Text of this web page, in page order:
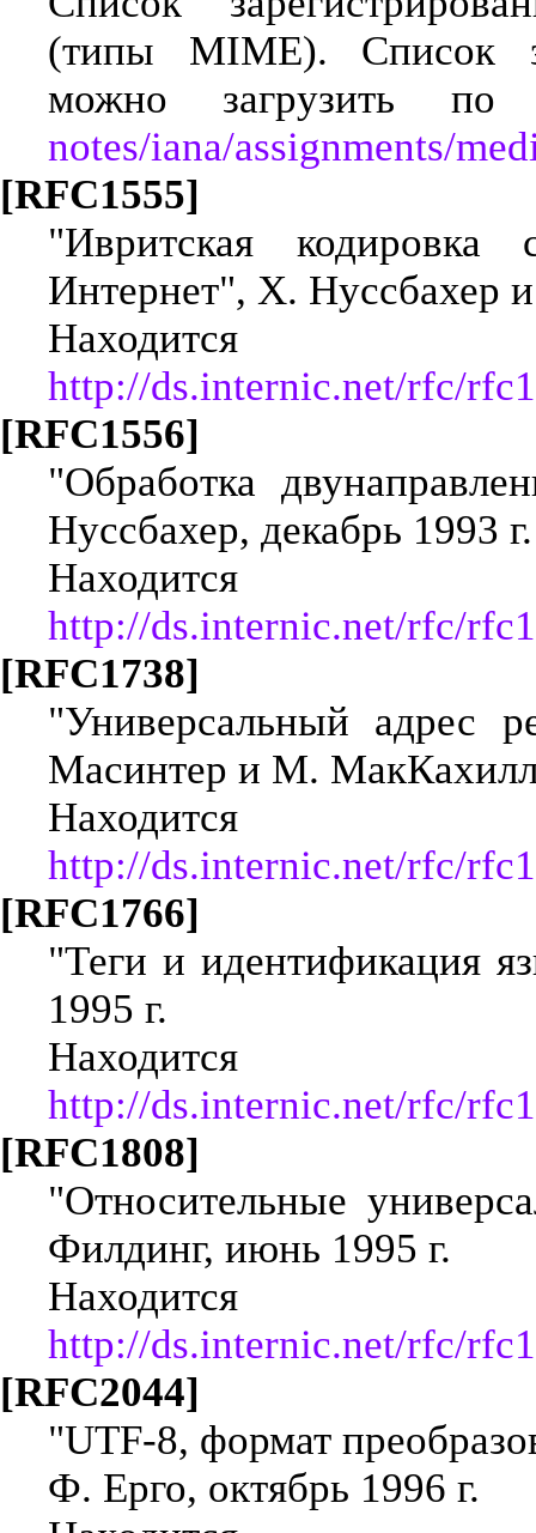
(типы MIME). Список
можно загрузить
notes/iana/assignments/
[RFC1555]
"Ивритская
Интернет", Х. Нуссбахер
http://ds.internic.net/rfc/
[RFC1556]
"Обработка
Нуссбахер, декабрь 1993 г.
http://ds.internic.net/rfc/
[RFC1738]
"Универсальный адрес
Масинтер и М.
http://ds.internic.net/rfc/
[RFC1766]
"Теги и идентификация
1995 г.
http://ds.internic.net/rfc/
[RFC1808]
"Относительные
Филдинг, июнь 1995 г.
http://ds.internic.net/rfc/
[RFC2044]
"UTF-8, формат
Ф. Ерго, октябрь 1996 г.